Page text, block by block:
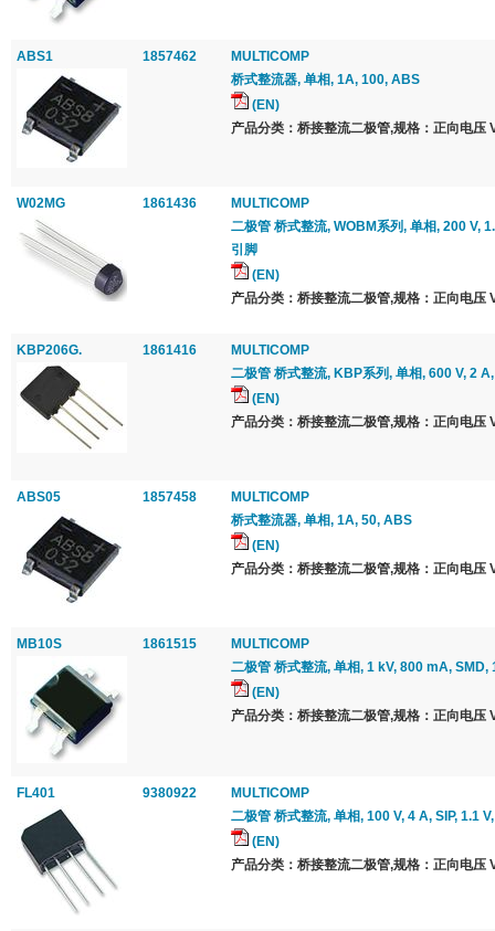
ABS1 1857462
MULTICOMP
桥式整流器, 单相, 1A, 100, ABS
(EN)
产品分类：桥接整流二极管,规格：正向电压
W02MG 1861436
MULTICOMP
二极管 桥式整流, WOBM系列, 单相, 200 V,
引脚
(EN)
产品分类：桥接整流二极管,规格：正向电压
KBP206G. 1861416
MULTICOMP
二极管 桥式整流, KBP系列, 单相, 600 V, 2 A,
(EN)
产品分类：桥接整流二极管,规格：正向电压
ABS05 1857458
MULTICOMP
桥式整流器, 单相, 1A, 50, ABS
(EN)
产品分类：桥接整流二极管,规格：正向电压
MB10S 1861515
MULTICOMP
二极管 桥式整流, 单相, 1 kV, 800 mA, SMD,
(EN)
产品分类：桥接整流二极管,规格：正向电压
FL401 9380922
MULTICOMP
二极管 桥式整流, 单相, 100 V, 4 A, SIP, 1.1
(EN)
产品分类：桥接整流二极管,规格：正向电压